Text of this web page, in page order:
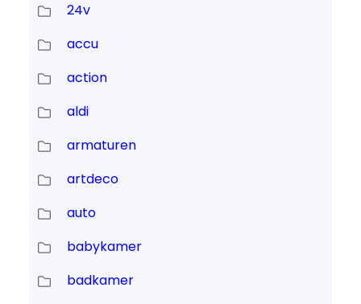
24v
accu
action
aldi
armaturen
artdeco
auto
babykamer
badkamer